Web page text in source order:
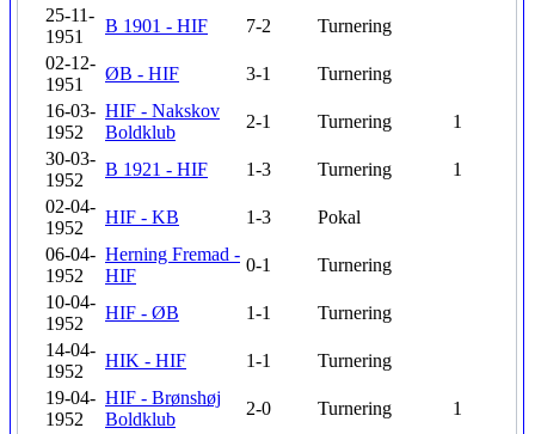
25-11-
1951
B 1901 - HIF 7-2
Turnering
02-12-
1951
ØB - HIF 3-1
Turnering
16-03-
1952
HIF - Nakskov
Boldklub
2-1 Turnering
1
30-03-
1952
B 1921 - HIF 1-3 Turnering
1
02-04-
1952
HIF - KB 1-3
Pokal
06-04-
1952
Herning Fremad -
HIF
0-1
Turnering
10-04-
1952
HIF - ØB 1-1
Turnering
14-04-
1952
HIK - HIF 1-1
Turnering
19-04-
1952
HIF - Brønshøj
Boldklub
2-0 Turnering
1